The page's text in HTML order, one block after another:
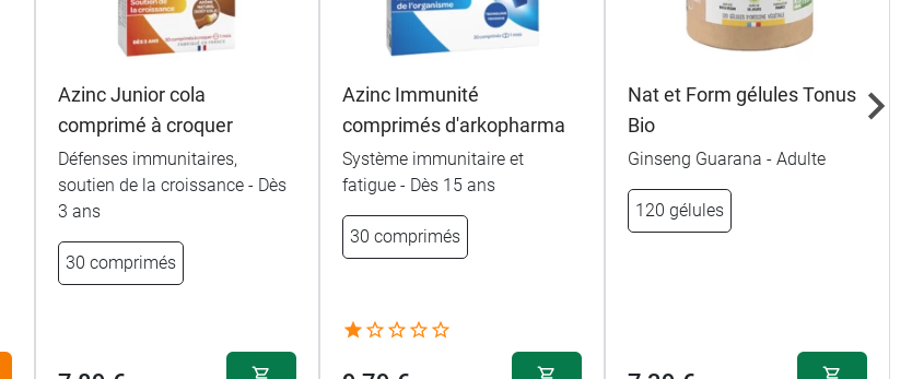
Azinc Junior cola
comprimé à croquer
Défenses immunitaires,
soutien de la croissance - Dès
3 ans
30 comprimés
Azinc Immunité
comprimés d'arkopharma
Système immunitaire et
fatigue - Dès 15 ans
30 comprimés
Nat et Form gélules Tonus
Bio
Ginseng Guarana - Adulte
120 gélules